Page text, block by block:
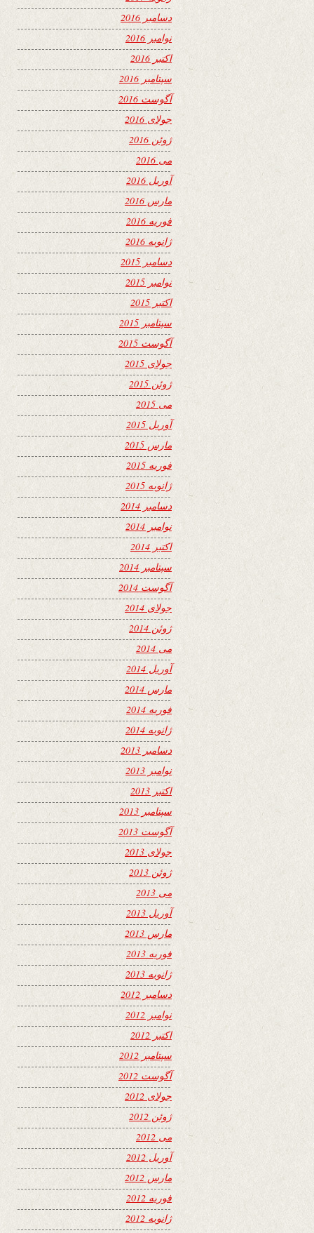
دسامبر 2016
نوامبر 2016
اکتبر 2016
سپتامبر 2016
آگوست 2016
جولای 2016
ژوئن 2016
می 2016
آوریل 2016
مارس 2016
فوریه 2016
ژانویه 2016
دسامبر 2015
نوامبر 2015
اکتبر 2015
سپتامبر 2015
آگوست 2015
جولای 2015
ژوئن 2015
می 2015
آوریل 2015
مارس 2015
فوریه 2015
ژانویه 2015
دسامبر 2014
نوامبر 2014
اکتبر 2014
سپتامبر 2014
آگوست 2014
جولای 2014
ژوئن 2014
می 2014
آوریل 2014
مارس 2014
فوریه 2014
ژانویه 2014
دسامبر 2013
نوامبر 2013
اکتبر 2013
سپتامبر 2013
آگوست 2013
جولای 2013
ژوئن 2013
می 2013
آوریل 2013
مارس 2013
فوریه 2013
ژانویه 2013
دسامبر 2012
نوامبر 2012
اکتبر 2012
سپتامبر 2012
آگوست 2012
جولای 2012
ژوئن 2012
می 2012
آوریل 2012
مارس 2012
فوریه 2012
ژانویه 2012